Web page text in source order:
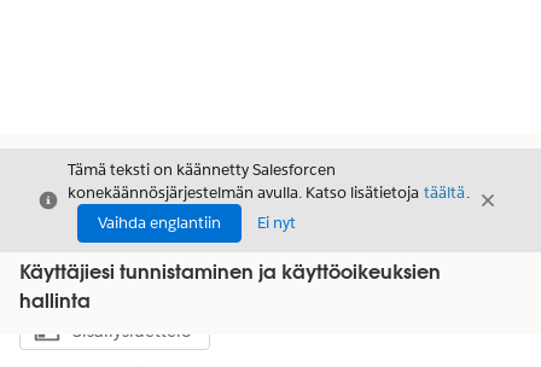
Sulje
Tämä teksti on käännetty Salesforcen
konekäännösjärjestelmän avulla. Katso lisätietoja täältä.
Vaihda englantiin
Ei nyt
Sulje
Käyttäjiesi tunnistaminen ja käyttöoikeuksien
hallinta
Näytä sisällysluettelo
Sisällysluettelo